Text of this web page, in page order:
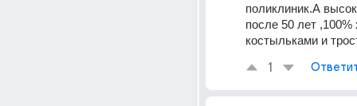
поликлиник.А
после 50 лет ,100%
костыльками и
1